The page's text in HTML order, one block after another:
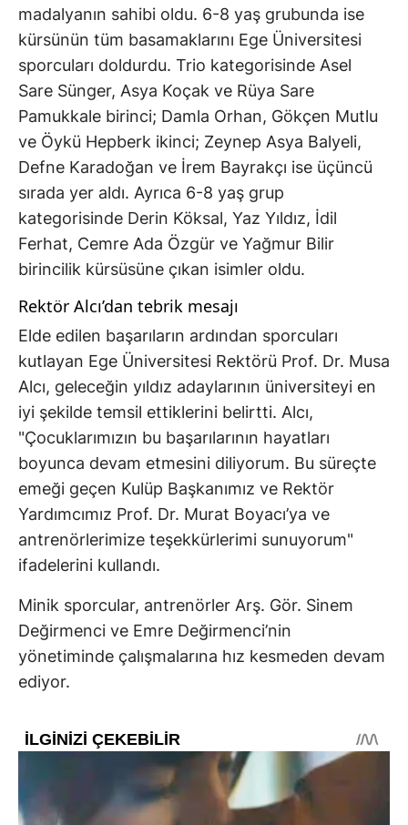
madalyanın sahibi oldu. 6-8 yaş grubunda ise
kürsünün tüm basamaklarını Ege Üniversitesi
sporcuları doldurdu. Trio kategorisinde Asel
Sare Sünger, Asya Koçak ve Rüya Sare
Pamukkale birinci; Damla Orhan, Gökçen Mutlu
ve Öykü Hepberk ikinci; Zeynep Asya Balyeli,
Defne Karadoğan ve İrem Bayrakçı ise üçüncü
sırada yer aldı. Ayrıca 6-8 yaş grup
kategorisinde Derin Köksal, Yaz Yıldız, İdil
Ferhat, Cemre Ada Özgür ve Yağmur Bilir
birincilik kürsüsüne çıkan isimler oldu.
Rektör Alcı’dan tebrik mesajı
Elde edilen başarıların ardından sporcuları
kutlayan Ege Üniversitesi Rektörü Prof. Dr. Musa
Alcı, geleceğin yıldız adaylarının üniversiteyi en
iyi şekilde temsil ettiklerini belirtti. Alcı,
"Çocuklarımızın bu başarılarının hayatları
boyunca devam etmesini diliyorum. Bu süreçte
emeği geçen Kulüp Başkanımız ve Rektör
Yardımcımız Prof. Dr. Murat Boyacı’ya ve
antrenörlerimize teşekkürlerimi sunuyorum"
ifadelerini kullandı.
Minik sporcular, antrenörler Arş. Gör. Sinem
Değirmenci ve Emre Değirmenci’nin
yönetiminde çalışmalarına hız kesmeden devam
ediyor.